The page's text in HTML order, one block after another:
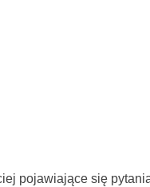
pojawiające się